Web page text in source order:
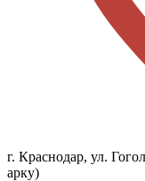
г. Краснодар, ул.
арку)